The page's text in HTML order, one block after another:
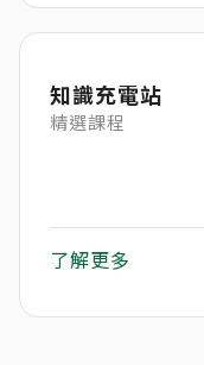
知識充電站
精選課程
了解更多